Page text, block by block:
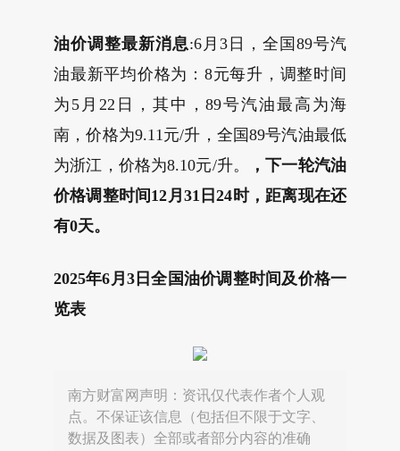
油价调整最新消息:6月3日，全国89号汽
油最新平均价格为：8元每升，调整时间
为5月22日，其中，89号汽油最高为海
南，价格为9.11元/升，全国89号汽油最低
为浙江，价格为8.10元/升。
，下一轮汽油
价格调整时间12月31日24时，距离现在还
有0天。
2025年6月3日全国油价调整时间及价格一
览表
南方财富网声明：资讯仅代表作者个人观
点。不保证该信息（包括但不限于文字、
数据及图表）全部或者部分内容的准确